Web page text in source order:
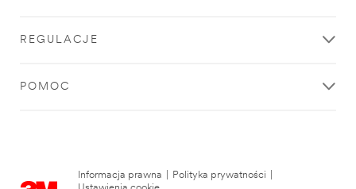
REGULACJE
POMOC
Informacja prawna Polityka prywatności